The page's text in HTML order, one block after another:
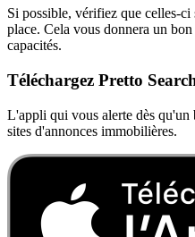
Si possible, vérifiez que celles-
place. Cela vous donnera un
capacités.
Téléchargez Pretto
L'appli qui vous alerte dès qu'un
sites d'annonces immobilières.